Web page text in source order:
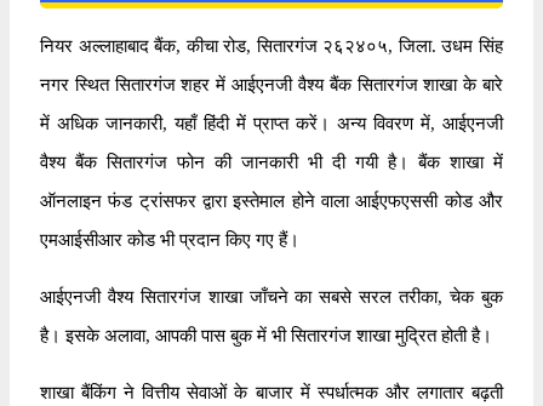
नियर अल्लाहाबाद बैंक, कीचा रोड, सितारगंज २६२४०५, जिला. उधम सिंह
नगर स्थित सितारगंज शहर में आईएनजी वैश्य बैंक सितारगंज शाखा के बारे
में अधिक जानकारी, यहाँ हिंदी में प्राप्त करें। अन्य विवरण में, आईएनजी
वैश्य बैंक सितारगंज फोन की जानकारी भी दी गयी है। बैंक शाखा में
ऑनलाइन फंड ट्रांसफर द्वारा इस्तेमाल होने वाला आईएफएससी कोड और
एमआईसीआर कोड भी प्रदान किए गए हैं।
आईएनजी वैश्य सितारगंज शाखा जाँचने का सबसे सरल तरीका, चेक बुक
है। इसके अलावा, आपकी पास बुक में भी सितारगंज शाखा मुद्रित होती है।
शाखा बैंकिंग ने वित्तीय सेवाओं के बाजार में स्पर्धात्मक और लगातार बढ़ती